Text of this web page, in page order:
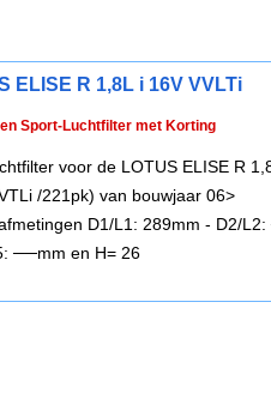
ELISE R 1,8L i 16V VVLTi
Sport-Luchtfilter met Korting
voor de LOTUS ELISE R
/221pk) van bouwjaar 06>
D1/L1: 289mm - D2/
──mm en H= 26